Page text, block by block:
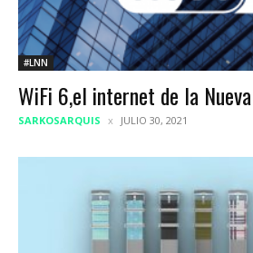
#LNN
WiFi 6,el internet de la
SARKOSARQUIS JULIO 30, 2021